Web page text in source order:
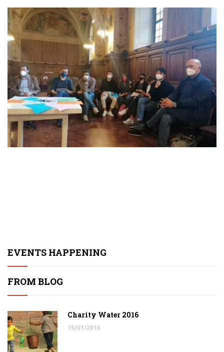
EVENTS HAPPENING
FROM BLOG
Charity Water 2016
15/01/2016